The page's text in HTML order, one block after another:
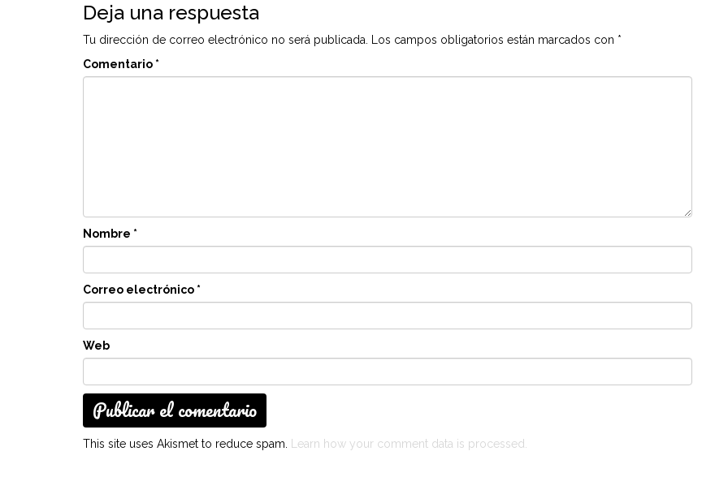
Deja una respuesta
Tu dirección de correo electrónico no será publicada. Los campos obligatorios están marcados con *
Comentario *
Nombre *
Correo electrónico *
Web
This site uses Akismet to reduce spam. Learn how your comment data is processed.